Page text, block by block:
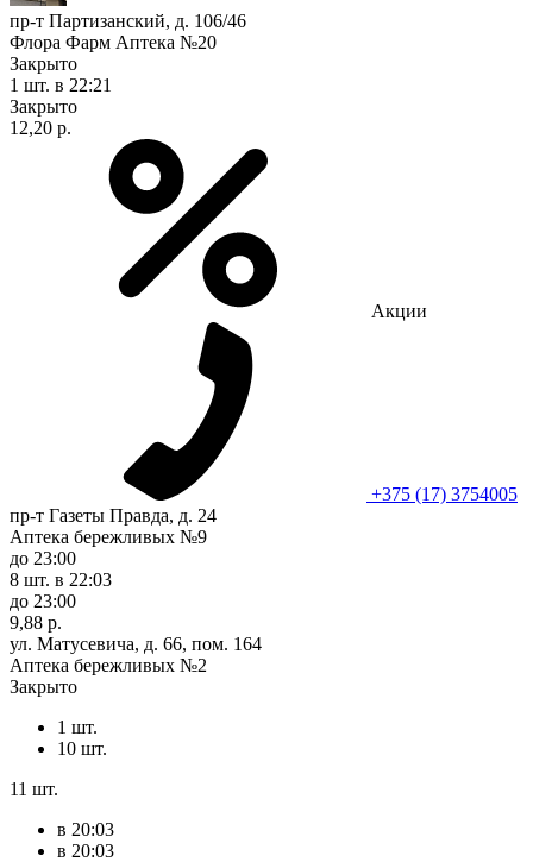
пр-т Партизанский, д. 106/46
Флора Фарм Аптека №20
Закрыто
1 шт. в 22:21
Закрыто
12,20 р.
Акции
+375 (17) 3754005
пр-т Газеты Правда, д. 24
Аптека бережливых №9
до 23:00
8 шт. в 22:03
до 23:00
9,88 р.
ул. Матусевича, д. 66, пом. 164
Аптека бережливых №2
Закрыто
1 шт.
10 шт.
11 шт.
в 20:03
в 20:03